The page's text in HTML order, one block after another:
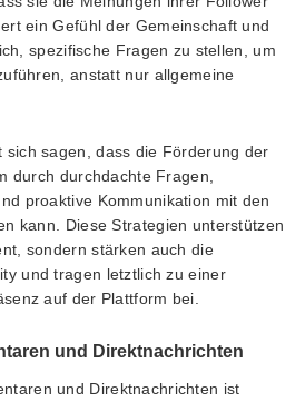
ein Gefühl der Gemeinschaft und
spezifische Fragen zu stellen, um
anstatt nur allgemeine
sich sagen, dass die Förderung der
durch durchdachte Fragen,
proaktive Kommunikation mit den
kann. Diese Strategien unterstützen
sondern stärken auch die
und tragen letztlich zu einer
auf der Plattform bei.
und Direktnachrichten
und Direktnachrichten ist